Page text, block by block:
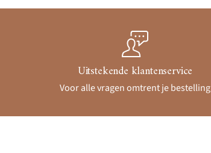
Uitstekende klantenservice
Voor alle vragen omtrent je bestelling